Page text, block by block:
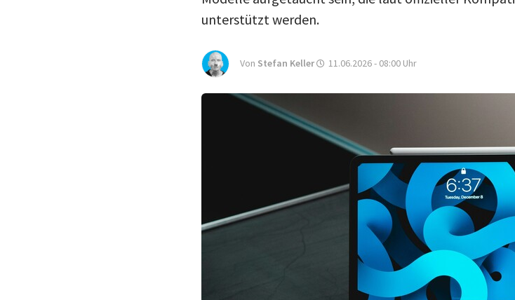
unterstützt werden.
Von Stefan Keller 11.06.2026 - 08:00 Uhr